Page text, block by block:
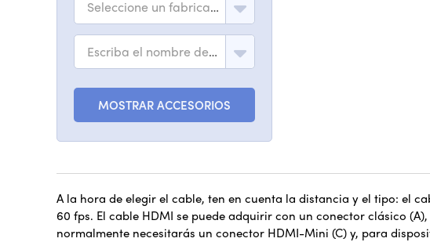
Seleccione un fabricante
Escriba el nombre del modelo
MOSTRAR ACCESORIOS
A la hora de elegir el cable, ten en cuenta la distancia y el tipo: el
60 fps. El cable HDMI se puede adquirir con un conector clásico
normalmente necesitarás un conector HDMI-Mini (C) y, para